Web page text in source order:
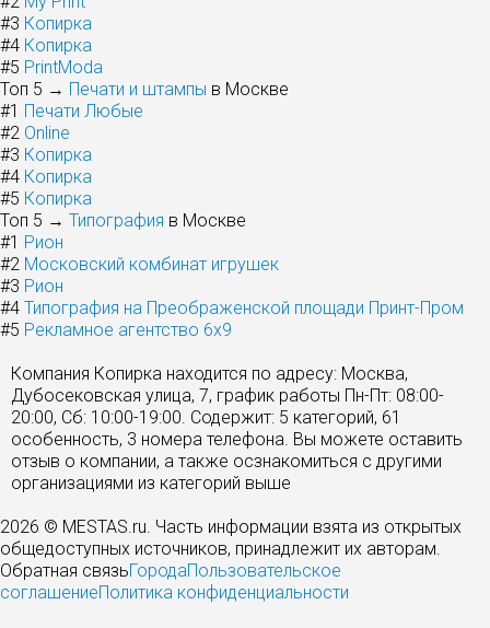
#3 Копирка
#4 Копирка
#5 PrintModa
Топ 5 → Печати и штампы в Москве
#1 Печати Любые
#2 Online
#3 Копирка
#4 Копирка
#5 Копирка
Топ 5 → Типография в Москве
#1 Рион
#2 Московский комбинат игрушек
#3 Рион
#4 Типография на Преображенской площади Принт-Пром
#5 Рекламное агентство 6x9
Компания Копирка находится по адресу: Москва,
Дубосековская улица, 7, график работы Пн-Пт: 08:00-
20:00, Сб: 10:00-19:00. Содержит: 5 категорий, 61
особенность, 3 номера телефона. Вы можете оставить
отзыв о компании, а также осзнакомиться с другими
организациями из категорий выше
2026 © MESTAS.ru. Часть информации взята из открытых
общедоступных источников, принадлежит их авторам.
Обратная связьГородаПользовательское
соглашениеПолитика конфиденциальности